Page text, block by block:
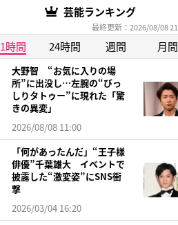
芸能ランキング
最終更新：2026/08/08
1時間 24時間 週間 月間
大野智 “お気に入りの場
所”に出没し…左腕の“びっ
しりタトゥー”に現れた「驚
きの異変」
2026/08/08 11:00
「何があったんだ」“王子様
俳優”千葉雄大 イベントで
披露した“激変姿”にSNS衝
撃
2026/03/04 16:20